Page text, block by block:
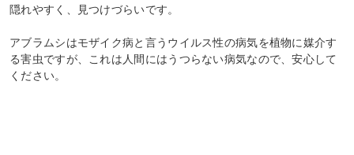
隠れやすく、見つけづらいです。
アブラムシはモザイク病と言うウイルス性の病気を植物に媒介す
る害虫ですが、これは人間にはうつらない病気なので、安心して
ください。